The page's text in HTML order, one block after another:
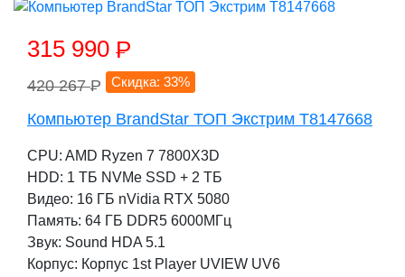
315 990 P
420 267P Скидка: 33%
Компьютер BrandStar ТОП Экстрим T8147668
CPU: AMD Ryzen 7 7800X3D
HDD: 1 TБ NVMe SSD + 2 TБ
Видео: 16 ГБ nVidia RTX 5080
Память: 64 ГБ DDR5 6000МГц
Звук: Sound HDA 5.1
Корпус: Корпус 1st Player UVIEW UV6